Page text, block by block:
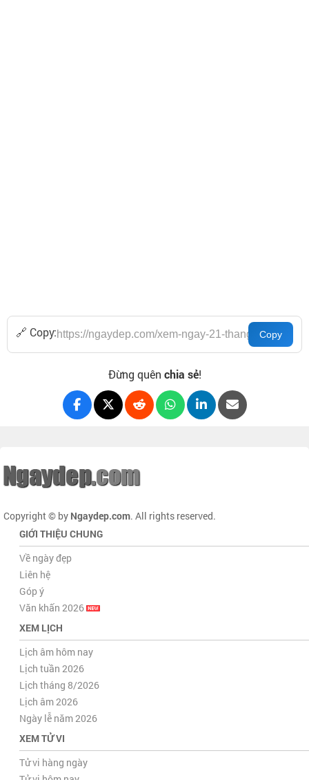
🔗 Copy:
Đừng quên chia sẻ!
Copyright © by Ngaydep.com. All rights reserved.
GIỚI THIỆU CHUNG
Về ngày đẹp
Liên hệ
Góp ý
Văn khấn 2026
XEM LỊCH
Lịch âm hôm nay
Lịch tuần 2026
Lịch tháng 8/2026
Lịch âm 2026
Ngày lễ năm 2026
XEM TỬ VI
Tử vi hàng ngày